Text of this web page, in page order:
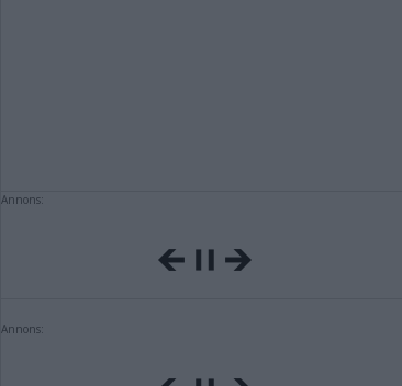
Annons:
Annons: